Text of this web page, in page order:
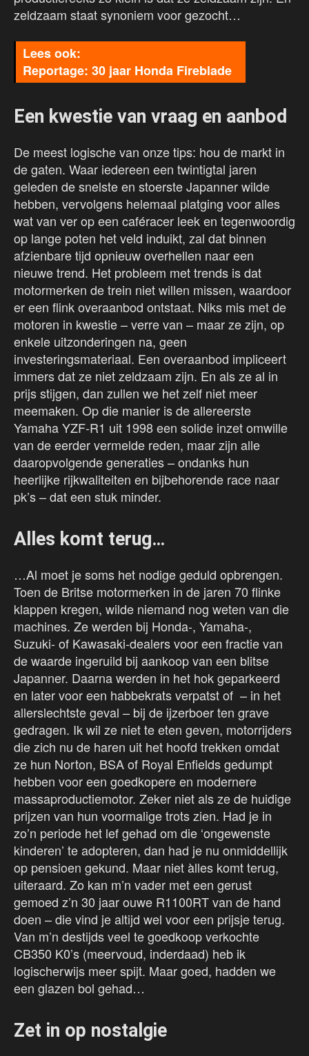
zeldzaam staat synoniem voor gezocht…
Reportage: 30 jaar Honda Fireblade
Een kwestie van vraag en aanbod
De meest logische van onze tips: hou de markt in
de gaten. Waar iedereen een twintigtal jaren
geleden de snelste en stoerste Japanner wilde
hebben, vervolgens helemaal platging voor alles
wat van ver op een caféracer leek en tegenwoordig
op lange poten het veld induikt, zal dat binnen
afzienbare tijd opnieuw overhellen naar een
nieuwe trend. Het probleem met trends is dat
motormerken de trein niet willen missen, waardoor
er een flink overaanbod ontstaat. Niks mis met de
motoren in kwestie – verre van – maar ze zijn, op
enkele uitzonderingen na, geen
investeringsmateriaal. Een overaanbod impliceert
immers dat ze niet zeldzaam zijn. En als ze al in
prijs stijgen, dan zullen we het zelf niet meer
meemaken. Op die manier is de allereerste
Yamaha YZF-R1 uit 1998 een solide inzet omwille
van de eerder vermelde reden, maar zijn alle
daaropvolgende generaties – ondanks hun
heerlijke rijkwaliteiten en bijbehorende race naar
pk’s – dat een stuk minder.
Alles komt terug…
…Al moet je soms het nodige geduld opbrengen.
Toen de Britse motormerken in de jaren 70 flinke
klappen kregen, wilde niemand nog weten van die
machines. Ze werden bij Honda-, Yamaha-,
Suzuki- of Kawasaki-dealers voor een fractie van
de waarde ingeruild bij aankoop van een blitse
Japanner. Daarna werden in het hok geparkeerd
en later voor een habbekrats verpatst of – in het
allerslechtste geval – bij de ijzerboer ten grave
gedragen. Ik wil ze niet te eten geven, motorrijders
die zich nu de haren uit het hoofd trekken omdat
ze hun Norton, BSA of Royal Enfields gedumpt
hebben voor een goedkopere en modernere
massaproductiemotor. Zeker niet als ze de huidige
prijzen van hun voormalige trots zien. Had je in
zo’n periode het lef gehad om die ‘ongewenste
kinderen’ te adopteren, dan had je nu onmiddellijk
op pensioen gekund. Maar niet àlles komt terug,
uiteraard. Zo kan m’n vader met een gerust
gemoed z’n 30 jaar ouwe R1100RT van de hand
doen – die vind je altijd wel voor een prijsje terug.
Van m’n destijds veel te goedkoop verkochte
CB350 K0’s (meervoud, inderdaad) heb ik
logischerwijs meer spijt. Maar goed, hadden we
een glazen bol gehad…
Zet in op nostalgie